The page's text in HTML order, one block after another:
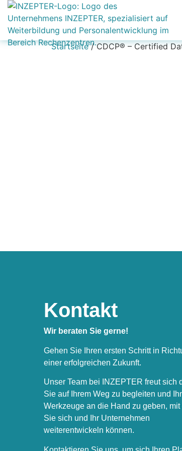
Startseite/ CDCP® – Certified
Kontakt
Wir beraten Sie gerne!
Gehen Sie Ihren ersten Schritt in
einer erfolgreichen Zukunft.
Unser Team bei INZEPTER freut sich
Sie auf Ihrem Weg zu begleiten und
Werkzeuge an die Hand zu geben, mit
Sie sich und Ihr Unternehmen
weiterentwickeln können.